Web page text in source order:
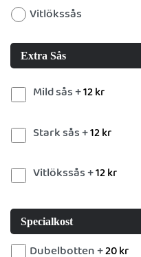
Vitlökssås
Extra Sås
Mild sås +12kr
Stark sås +12kr
Vitlökssås +12kr
Specialkost
Dubelbotten +20kr